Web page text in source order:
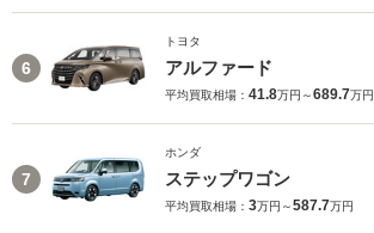
6
トヨタ
アルファード
平均買取相場： 41.8万円～689.7万円
7
ホンダ
ステップワゴン
平均買取相場： 3万円～587.7万円